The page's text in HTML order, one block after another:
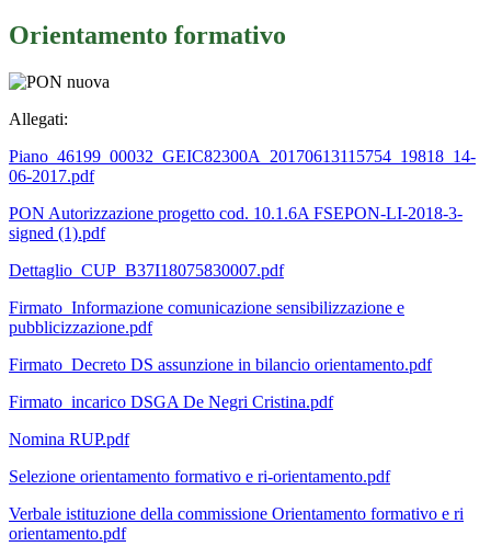
Orientamento formativo
Allegati:
Piano_46199_00032_GEIC82300A_20170613115754_19818_14-
06-2017.pdf
PON Autorizzazione progetto cod. 10.1.6A FSEPON-LI-2018-3-
signed (1).pdf
Dettaglio_CUP_B37I18075830007.pdf
Firmato_Informazione comunicazione sensibilizzazione e
pubblicizzazione.pdf
Firmato_Decreto DS assunzione in bilancio orientamento.pdf
Firmato_incarico DSGA De Negri Cristina.pdf
Nomina RUP.pdf
Selezione orientamento formativo e ri-orientamento.pdf
Verbale istituzione della commissione Orientamento formativo e ri
orientamento.pdf